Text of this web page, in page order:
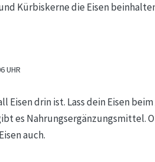
Kürbiskerne die Eisen
UHR
Eisen drin ist. Lass dein Eisen
es Nahrungsergänzungsmittel.
auch.